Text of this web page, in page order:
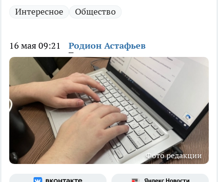
Интересное Общество
16 мая 09:21 Родион Астафьев
Фото редакции